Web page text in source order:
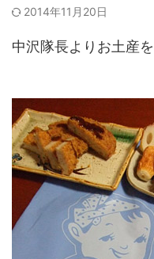
2014年11月20日
中沢隊長よりお土産